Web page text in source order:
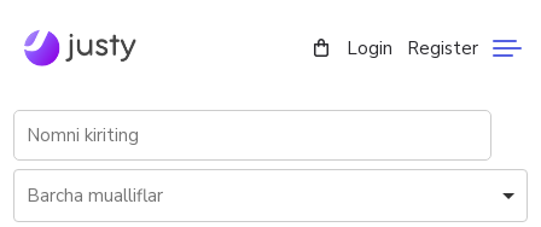
Login Register